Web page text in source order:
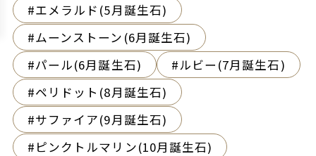
エメラルド(5月誕生石)
ムーンストーン(6月誕生石)
パール(6月誕生石)
ルビー(7月誕生石)
ペリドット(8月誕生石)
サファイア(9月誕生石)
ピンクトルマリン(10月誕生石)